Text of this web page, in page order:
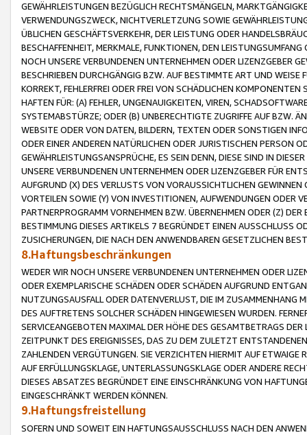
GEWÄHRLEISTUNGEN BEZÜGLICH RECHTSMÄNGELN,
VERWENDUNGSZWECK, NICHTVERLETZUNG SOWIE
ÜBLICHEN GESCHÄFTSVERKEHR, DER LEISTUNG ODER
BESCHAFFENHEIT, MERKMALE, FUNKTIONEN, DEN
NOCH UNSERE VERBUNDENEN UNTERNEHMEN ODER LIZENZGEBER
BESCHRIEBEN DURCHGÄNGIG BZW. AUF BESTIMMTE ART UND
KORREKT, FEHLERFREI ODER FREI VON SCHÄDLICHEN
HAFTEN FÜR: (A) FEHLER, UNGENAUIGKEITEN, VIREN,
SYSTEMABSTÜRZE; ODER (B) UNBERECHTIGTE ZUGRIFFE AUF BZW.
WEBSITE ODER VON DATEN, BILDERN, TEXTEN ODER SONSTIGEN
ODER EINER ANDEREN NATÜRLICHEN ODER JURISTISCHEN PERSON
GEWÄHRLEISTUNGSANSPRÜCHE, ES SEIN DENN, DIESE SIND IN
UNSERE VERBUNDENEN UNTERNEHMEN ODER LIZENZGEBER FÜR
AUFGRUND (X) DES VERLUSTS VON VORAUSSICHTLICHEN
VORTEILEN SOWIE (Y) VON INVESTITIONEN, AUFWENDUNGEN ODER
PARTNERPROGRAMM VORNEHMEN BZW. ÜBERNEHMEN ODER (Z)
BESTIMMUNG DIESES ARTIKELS 7 BEGRÜNDET EINEN AUSSCHLUSS
ZUSICHERUNGEN, DIE NACH DEN ANWENDBAREN GESETZLICHEN
8.Haftungsbeschränkungen
WEDER WIR NOCH UNSERE VERBUNDENEN UNTERNEHMEN ODER
ODER EXEMPLARISCHE SCHÄDEN ODER SCHÄDEN AUFGRUND
NUTZUNGSAUSFALL ODER DATENVERLUST, DIE IM ZUSAMMENHANG
DES AUFTRETENS SOLCHER SCHÄDEN HINGEWIESEN WURDEN.
SERVICEANGEBOTEN MAXIMAL DER HÖHE DES GESAMTBETRAGS
ZEITPUNKT DES EREIGNISSES, DAS ZU DEM ZULETZT
ZAHLENDEN VERGÜTUNGEN. SIE VERZICHTEN HIERMIT AUF
AUF ERFÜLLUNGSKLAGE, UNTERLASSUNGSKLAGE ODER ANDERE
DIESES ABSATZES BEGRÜNDET EINE EINSCHRÄNKUNG VON
EINGESCHRÄNKT WERDEN KÖNNEN.
9.Haftungsfreistellung
SOFERN UND SOWEIT EIN HAFTUNGSAUSSCHLUSS NACH DEN